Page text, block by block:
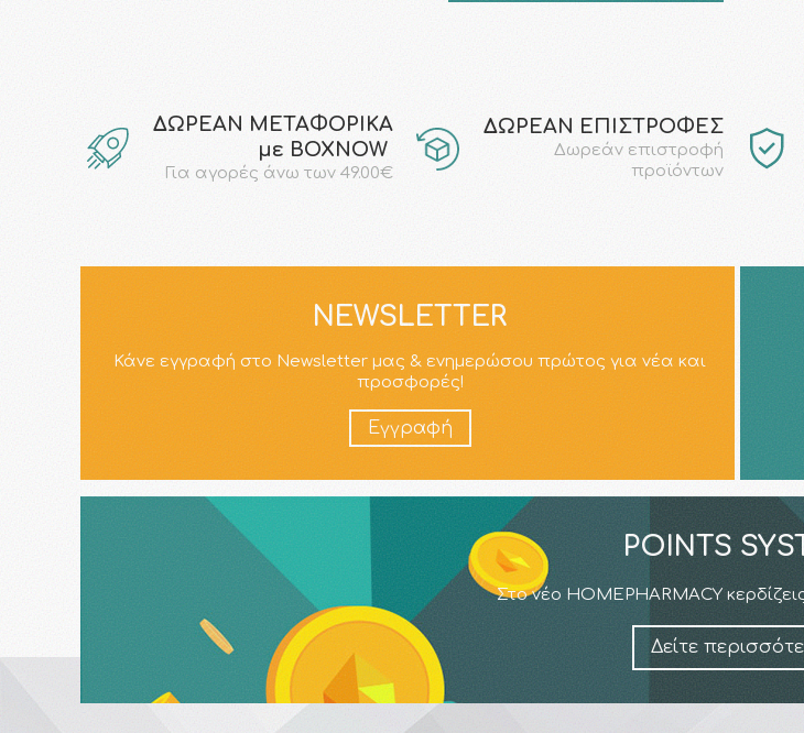
ΔΩΡΕΑΝ ΜΕΤΑΦΟΡΙΚΑ
με ΒΟΧΝΟW
Για αγορές άνω των 49.00€
ΔΩΡΕΑΝ ΕΠΙΣΤΡΟΦΕΣ
Δωρεάν επιστροφή
προϊόντων
NEWSLETTER
Κάνε εγγραφή στο Newsletter μας & ενημερώσου πρώτος για νέα και
προσφορές!
Εγγραφή
POINTS
Στο νέο HOMEPHARMACY
Δείτε